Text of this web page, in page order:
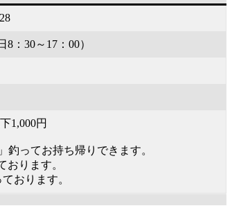
：30～17：00）
1,000円
ってお持ち帰りできます。
ります。
おります。